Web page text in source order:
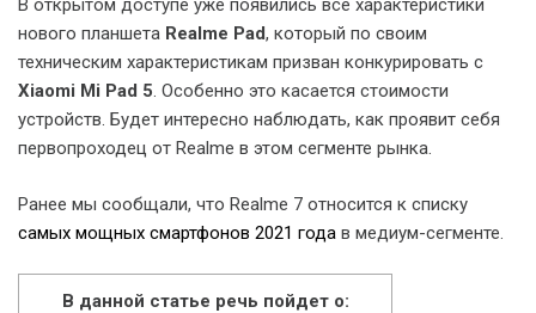
В открытом доступе уже появились все характеристики
нового планшета Realme Pad, который по своим
техническим характеристикам призван конкурировать с
Xiaomi Mi Pad 5. Особенно это касается стоимости
устройств. Будет интересно наблюдать, как проявит себя
первопроходец от Realme в этом сегменте рынка.
Ранее мы сообщали, что Realme 7 относится к списку
самых мощных смартфонов 2021 года в медиум-сегменте.
В данной статье речь пойдет о: